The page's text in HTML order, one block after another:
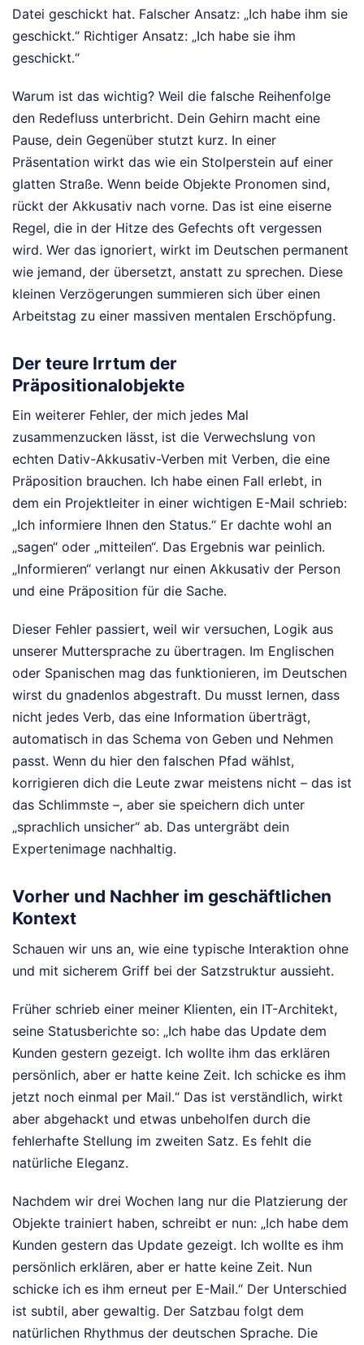
Datei geschickt hat. Falscher Ansatz: „Ich habe ihm sie
geschickt.“ Richtiger Ansatz: „Ich habe sie ihm
geschickt.“
Warum ist das wichtig? Weil die falsche Reihenfolge
den Redefluss unterbricht. Dein Gehirn macht eine
Pause, dein Gegenüber stutzt kurz. In einer
Präsentation wirkt das wie ein Stolperstein auf einer
glatten Straße. Wenn beide Objekte Pronomen sind,
rückt der Akkusativ nach vorne. Das ist eine eiserne
Regel, die in der Hitze des Gefechts oft vergessen
wird. Wer das ignoriert, wirkt im Deutschen permanent
wie jemand, der übersetzt, anstatt zu sprechen. Diese
kleinen Verzögerungen summieren sich über einen
Arbeitstag zu einer massiven mentalen Erschöpfung.
Der teure Irrtum der
Präpositionalobjekte
Ein weiterer Fehler, der mich jedes Mal
zusammenzucken lässt, ist die Verwechslung von
echten Dativ-Akkusativ-Verben mit Verben, die eine
Präposition brauchen. Ich habe einen Fall erlebt, in
dem ein Projektleiter in einer wichtigen E-Mail schrieb:
„Ich informiere Ihnen den Status.“ Er dachte wohl an
„sagen“ oder „mitteilen“. Das Ergebnis war peinlich.
„Informieren“ verlangt nur einen Akkusativ der Person
und eine Präposition für die Sache.
Dieser Fehler passiert, weil wir versuchen, Logik aus
unserer Muttersprache zu übertragen. Im Englischen
oder Spanischen mag das funktionieren, im Deutschen
wirst du gnadenlos abgestraft. Du musst lernen, dass
nicht jedes Verb, das eine Information überträgt,
automatisch in das Schema von Geben und Nehmen
passt. Wenn du hier den falschen Pfad wählst,
korrigieren dich die Leute zwar meistens nicht – das ist
das Schlimmste –, aber sie speichern dich unter
„sprachlich unsicher“ ab. Das untergräbt dein
Expertenimage nachhaltig.
Vorher und Nachher im geschäftlichen
Kontext
Schauen wir uns an, wie eine typische Interaktion ohne
und mit sicherem Griff bei der Satzstruktur aussieht.
Früher schrieb einer meiner Klienten, ein IT-Architekt,
seine Statusberichte so: „Ich habe das Update dem
Kunden gestern gezeigt. Ich wollte ihm das erklären
persönlich, aber er hatte keine Zeit. Ich schicke es ihm
jetzt noch einmal per Mail.“ Das ist verständlich, wirkt
aber abgehackt und etwas unbeholfen durch die
fehlerhafte Stellung im zweiten Satz. Es fehlt die
natürliche Eleganz.
Nachdem wir drei Wochen lang nur die Platzierung der
Objekte trainiert haben, schreibt er nun: „Ich habe dem
Kunden gestern das Update gezeigt. Ich wollte es ihm
persönlich erklären, aber er hatte keine Zeit. Nun
schicke ich es ihm erneut per E-Mail.“ Der Unterschied
ist subtil, aber gewaltig. Der Satzbau folgt dem
natürlichen Rhythmus der deutschen Sprache. Die